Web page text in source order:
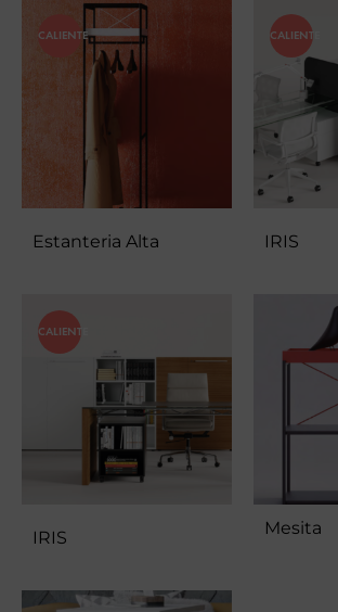
CALIENTE
Estanteria Alta
CALIENTE
IRIS
CALIENTE
IRIS Mesita